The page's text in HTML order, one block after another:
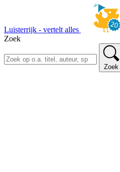
Luisterrijk - vertelt alles
Zoek
Zoek